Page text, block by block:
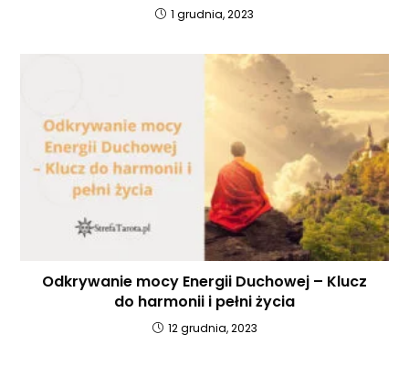
1 grudnia, 2023
Odkrywanie mocy Energii Duchowej – Klucz
do harmonii i pełni życia
12 grudnia, 2023